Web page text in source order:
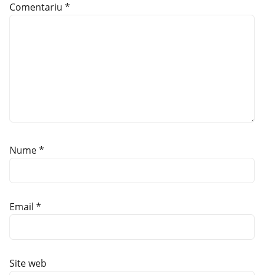
Comentariu *
Nume*
Email *
Site web